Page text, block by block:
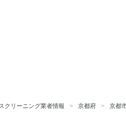
クリーニング業者情報 京都府 京都